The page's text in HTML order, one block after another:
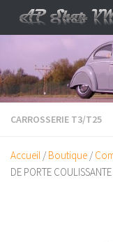
Skip to content
CARROSSERIE T3/T25
Accueil / Boutique /
DE PORTE